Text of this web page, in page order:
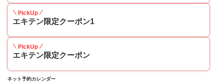
PickUp
エキテン限定クーポン1
PickUp
エキテン限定クーポン
ネット予約カレンダー